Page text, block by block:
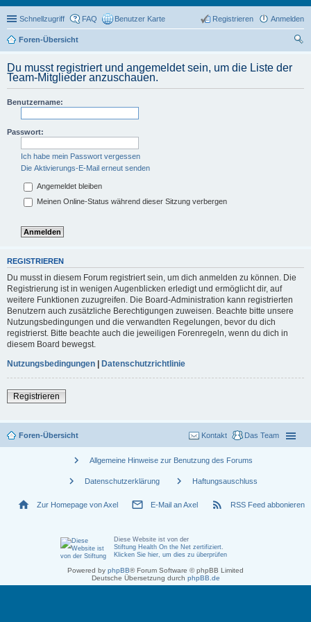
Schnellzugriff FAQ Benutzer Karte Anmelden
Registrieren
Foren-Übersicht
Du musst registriert und angemeldet sein, um die Liste der
Team-Mitglieder anzuschauen.
Benutzername:
Passwort:
Ich habe mein Passwort vergessen
Die Aktivierungs-E-Mail erneut senden
Angemeldet bleiben
Meinen Online-Status während dieser Sitzung verbergen
REGISTRIEREN
Du musst in diesem Forum registriert sein, um dich anmelden zu können. Die
Registrierung ist in wenigen Augenblicken erledigt und ermöglicht dir, auf
weitere Funktionen zuzugreifen. Die Board-Administration kann registrierten
Benutzern auch zusätzliche Berechtigungen zuweisen. Beachte bitte unsere
Nutzungsbedingungen und die verwandten Regelungen, bevor du dich
registrierst. Bitte beachte auch die jeweiligen Forenregeln, wenn du dich in
diesem Board bewegst.
Nutzungsbedingungen | Datenschutzrichtlinie
Registrieren
Foren-Übersicht Das Team
Kontakt
chevron_right Allgemeine Hinweise zur Benutzung des Forums
chevron_right Datenschutzerklärung chevron_right Haftungsauschluss
home Zur Homepage von Axel mail_outline E-Mail an Axel rss_feed RSS Feed abbonieren
Diese Website ist von der
Stiftung Health On the Net zertifiziert
Klicken Sie hier, um dies zu überprüfen
Powered by phpBB® Forum Software © phpBB Limited
Deutsche Übersetzung durch phpBB.de